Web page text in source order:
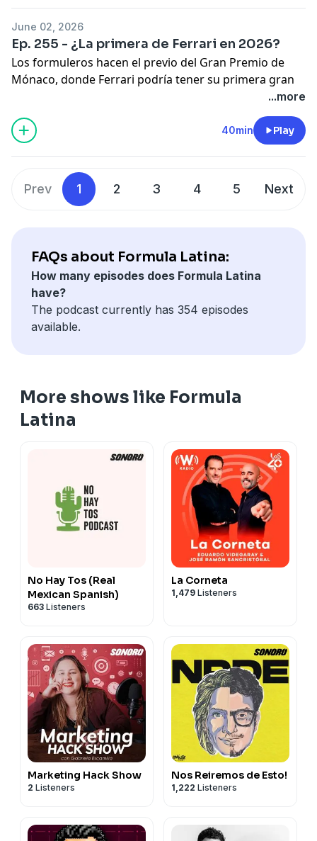
like, seguir y compartir.
#F1 #Formula1 #Mercedes #Kimi #Checo
Hosted on Acast. Seeacast.com/privacy for more
June 02, 2026
Ep. 255 - ¿La primera de Ferrari en 2026?
Los formuleros hacen el previo del Gran Premio de
Mónaco, donde Ferrari podría tener su primera gran
oportunidad de victoria en 2026, además de ser un
circuito en el que en particular Charles Leclerc ha
brillado. ¿Podrá el cavallino romper la racha de
victorias de Mercedes en los Grandes Premios de este
Hosted on Acast. See
acast.com/privacy
for more
information.
...more
40min Play
Prev 1 2 3 4 5 Next
FAQs about Formula Latina:
How many episodes does Formula Latina
have?
The podcast currently has 354 episodes
available.
More shows like Formula
Latina
No Hay Tos (Real
Mexican Spanish)
663 Listeners
La Corneta
1,479 Listeners
Marketing Hack Show
2 Listeners
Nos Reiremos de Esto!
1,222 Listeners